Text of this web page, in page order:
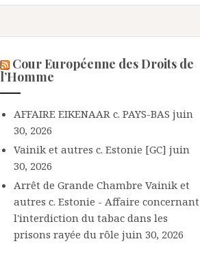
Cour Européenne des Droits de
l’Homme
AFFAIRE EIKENAAR c. PAYS-BAS juin
30, 2026
Vainik et autres c. Estonie [GC] juin
30, 2026
Arrêt de Grande Chambre Vainik et
autres c. Estonie - Affaire concernant
l'interdiction du tabac dans les
prisons rayée du rôle juin 30, 2026